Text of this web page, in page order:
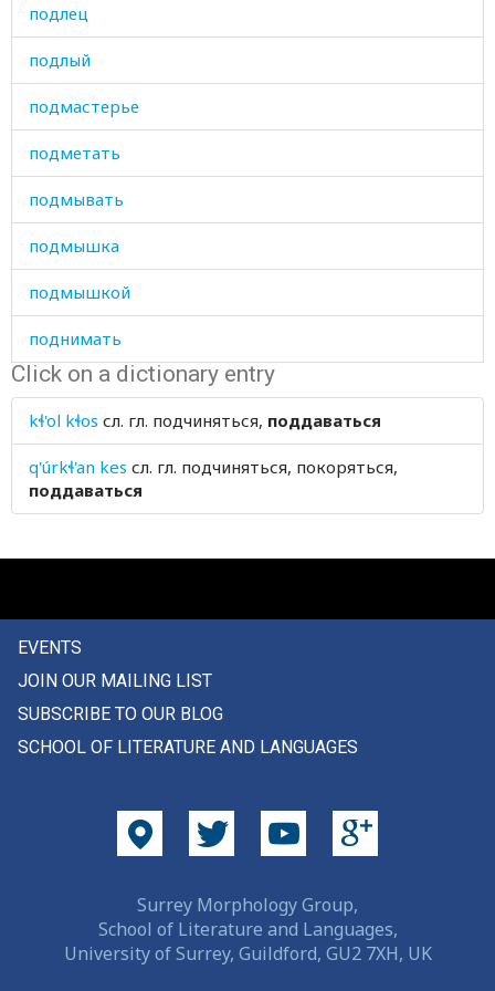
подлец
подлый
подмастерье
подметать
подмывать
подмышка
подмышкой
поднимать
подниматься
подножка
поднос
подозревать
подойник
подоконник
подписывать
Click on a dictionary entry
kɬ'ol kɬos сл. гл. подчиняться, поддаваться
q'úrkɬ'an kes сл. гл. подчиняться, покоряться,
поддаваться
EVENTS
JOIN OUR MAILING LIST
SUBSCRIBE TO OUR BLOG
SCHOOL OF LITERATURE AND LANGUAGES
Surrey Morphology Group,
School of Literature and Languages,
University of Surrey, Guildford, GU2 7XH, UK